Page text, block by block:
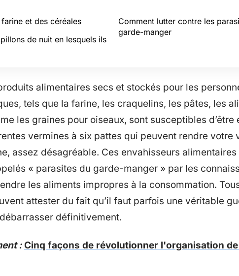
et des céréales
de nuit en lesquels ils
Comment lutter contre les
garde-manger
alimentaires secs et stockés pour les
tels que la farine, les craquelins, les pâtes, les
les graines pour oiseaux, sont susceptibles d’être
vermines à six pattes qui peuvent rendre votre
assez désagréable. Ces envahisseurs alimentaires
« parasites du garde-manger » par les
les aliments impropres à la consommation.
attester du fait qu’il faut parfois une véritable
définitivement.
: Cinq façons de révolutionner l'organisation